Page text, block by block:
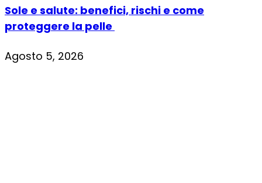
Sole e salute: benefici, rischi e come
proteggere la pelle
Agosto 5, 2026